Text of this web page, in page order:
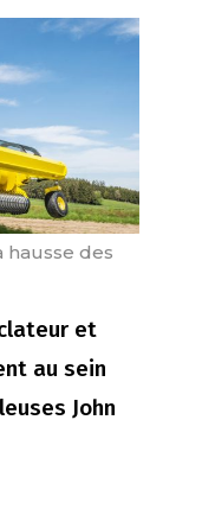
des
et
au sein
John